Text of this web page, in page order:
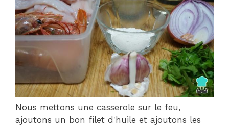
Nous mettons une casserole sur le feu,
ajoutons un bon filet d'huile et ajoutons les